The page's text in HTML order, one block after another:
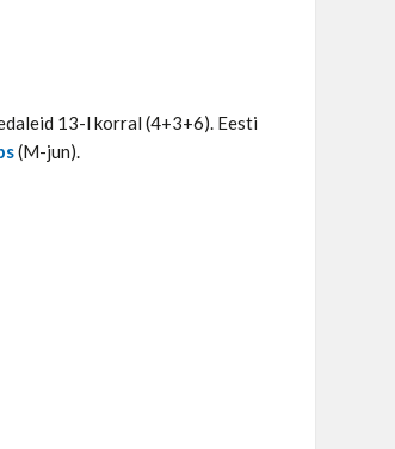
13-l korral (4+3+6). Eesti
(M-jun).